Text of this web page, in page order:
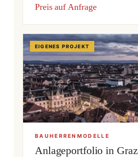
Preis auf Anfrage
EIGENES PROJEKT
BAUHERRENMODELLE
Anlageportfolio in Graz